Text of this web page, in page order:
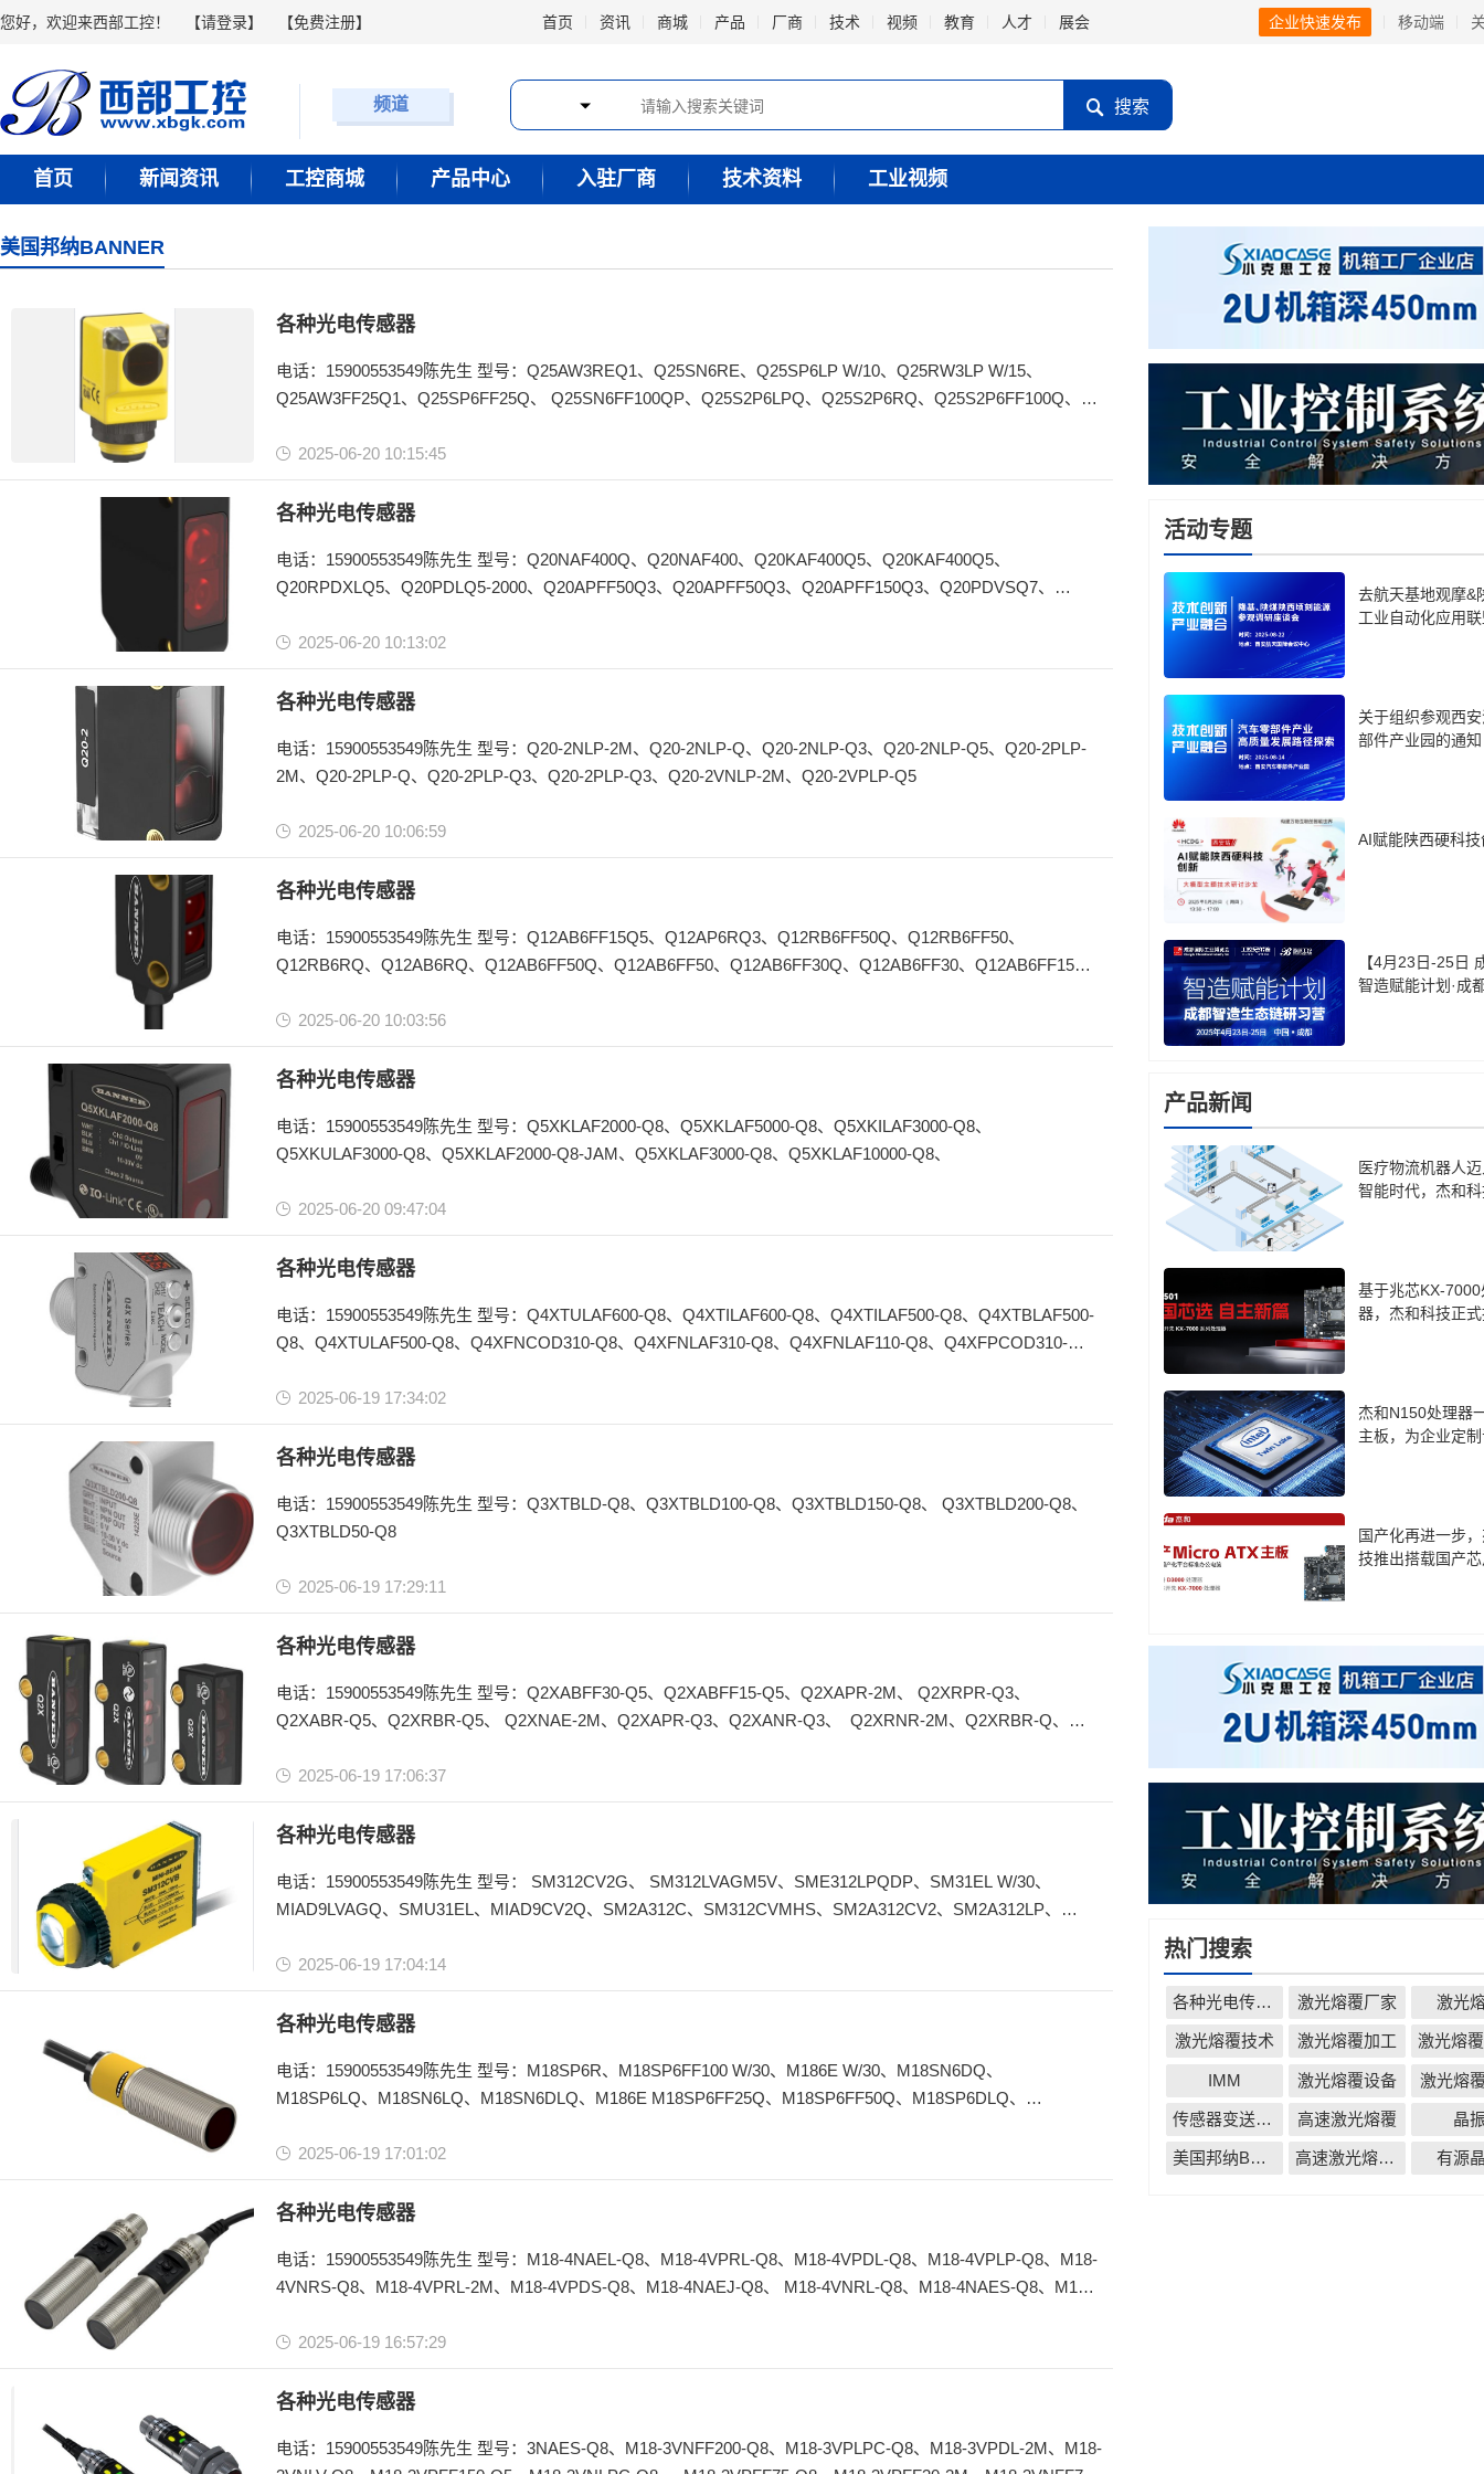
您好，欢迎来西部工控！ 【请登录】 【免费注册】 首页 资讯 商城 产品 厂商 技术 视频 教育 人才 展会 企业快速发布 移动端
频道 搜索
首页 新闻资讯 工控商城 产品中心 入驻厂商 技术资料 工业视频
美国邦纳BANNER
各种光电传感器
电话：15900553549陈先生 型号：Q25AW3REQ1、Q25SN6RE、Q25SP6LP W/10、Q25RW3LP W/15、
Q25AW3FF25Q1、Q25SP6FF25Q、 Q25SN6FF100QP、Q25S2P6LPQ、Q25S2P6RQ、Q25S2P6FF100Q、
2025-06-20 10:15:45
各种光电传感器
电话：15900553549陈先生 型号：Q20NAF400Q、Q20NAF400、Q20KAF400Q5、Q20KAF400Q5、
Q20RPDXLQ5、Q20PDLQ5-2000、Q20APFF50Q3、Q20APFF50Q3、Q20APFF150Q3、Q20PDVSQ7、
2025-06-20 10:13:02
各种光电传感器
电话：15900553549陈先生 型号：Q20-2NLP-2M、Q20-2NLP-Q、Q20-2NLP-Q3、Q20-2NLP-Q5、Q20-2PLP-
2M、Q20-2PLP-Q、Q20-2PLP-Q3、Q20-2PLP-Q3、Q20-2VNLP-2M、Q20-2VPLP-Q5
2025-06-20 10:06:59
各种光电传感器
电话：15900553549陈先生 型号：Q12AB6FF15Q5、Q12AP6RQ3、Q12RB6FF50Q、Q12RB6FF50、
Q12RB6RQ、Q12AB6RQ、Q12AB6FF50Q、Q12AB6FF50、Q12AB6FF30Q、Q12AB6FF30、Q12AB6FF15、
2025-06-20 10:03:56
各种光电传感器
电话：15900553549陈先生 型号：Q5XKLAF2000-Q8、Q5XKLAF5000-Q8、Q5XKILAF3000-Q8、
Q5XKULAF3000-Q8、Q5XKLAF2000-Q8-JAM、Q5XKLAF3000-Q8、Q5XKLAF10000-Q8、
2025-06-20 09:47:04
各种光电传感器
电话：15900553549陈先生 型号：Q4XTULAF600-Q8、Q4XTILAF600-Q8、Q4XTILAF500-Q8、Q4XTBLAF500-
Q8、Q4XTULAF500-Q8、Q4XFNCOD310-Q8、Q4XFNLAF310-Q8、Q4XFNLAF110-Q8、Q4XFPCOD310-
2025-06-19 17:34:02
各种光电传感器
电话：15900553549陈先生 型号：Q3XTBLD-Q8、Q3XTBLD100-Q8、Q3XTBLD150-Q8、 Q3XTBLD200-Q8、
Q3XTBLD50-Q8
2025-06-19 17:29:11
各种光电传感器
电话：15900553549陈先生 型号：Q2XABFF30-Q5、Q2XABFF15-Q5、Q2XAPR-2M、 Q2XRPR-Q3、
Q2XABR-Q5、Q2XRBR-Q5、 Q2XNAE-2M、Q2XAPR-Q3、Q2XANR-Q3、 Q2XRNR-2M、Q2XRBR-Q、
2025-06-19 17:06:37
各种光电传感器
电话：15900553549陈先生 型号： SM312CV2G、 SM312LVAGM5V、SME312LPQDP、SM31EL W/30、
MIAD9LVAGQ、SMU31EL、MIAD9CV2Q、SM2A312C、SM312CVMHS、SM2A312CV2、SM2A312LP、
2025-06-19 17:04:14
各种光电传感器
电话：15900553549陈先生 型号：M18SP6R、M18SP6FF100 W/30、M186E W/30、M18SN6DQ、
M18SP6LQ、M18SN6LQ、M18SN6DLQ、M186E M18SP6FF25Q、M18SP6FF50Q、M18SP6DLQ、
2025-06-19 17:01:02
各种光电传感器
电话：15900553549陈先生 型号：M18-4NAEL-Q8、M18-4VPRL-Q8、M18-4VPDL-Q8、M18-4VPLP-Q8、M18-
4VNRS-Q8、M18-4VPRL-2M、M18-4VPDS-Q8、M18-4NAEJ-Q8、 M18-4VNRL-Q8、M18-4NAES-Q8、M18-
2025-06-19 16:57:29
各种光电传感器
电话：15900553549陈先生 型号：3NAES-Q8、M18-3VNFF200-Q8、M18-3VPLPC-Q8、M18-3VPDL-2M、M18-
活动专题
去航天基地观摩&
工业自动化应用
关于组织参观西
部件产业园的通知
AI赋能陕西硬科技
【4月23日-25日
智造赋能计划·成
产品新闻
医疗物流机器人
智能时代，杰和
基于兆芯KX-7000
器，杰和科技正
杰和N150处理器
主板，为企业定
国产化再进一步
技推出搭载国产
热门搜索
各种光电传感器 激光熔覆厂家 激光
激光熔覆技术 激光熔覆加工
IMM 激光熔覆设备 激光熔
传感器变送器仪表无线配套解决方案 高速激光熔覆 晶
美国邦纳BANNER 高速激光熔覆厂家 有源